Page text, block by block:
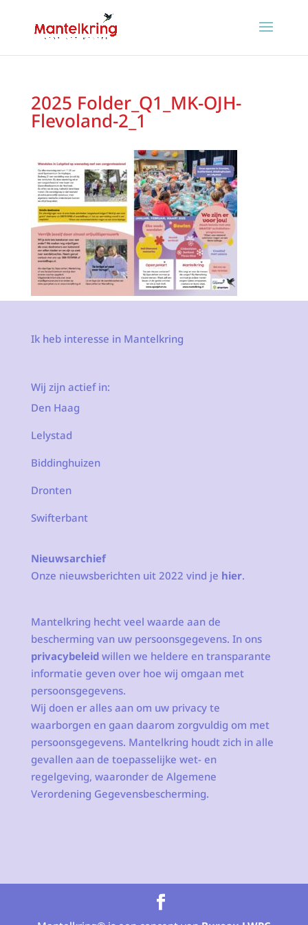
2025 Folder_Q1_MK-OJH-
Flevoland-2_1
Ik heb interesse in Mantelkring
Wij zijn actief in:
Den Haag
Lelystad
Biddinghuizen
Dronten
Swifterbant
Nieuwsarchief
Onze nieuwsberichten uit 2022 vind je hier.
Mantelkring hecht veel waarde aan de
bescherming van uw persoonsgegevens. In ons
privacybeleidwillen we heldere en transparante
informatie geven over hoe wij omgaan met
persoonsgegevens.
Wij doen er alles aan om uw privacy te
waarborgen en gaan daarom zorgvuldig om met
persoonsgegevens. Mantelkring houdt zich in alle
gevallen aan de toepasselijke wet- en
regelgeving, waaronder de Algemene
Verordening Gegevensbescherming.